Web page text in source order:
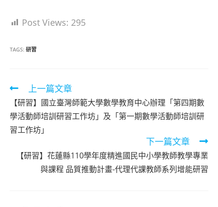
Post Views: 295
TAGS: 研習
Read
more
articles
上一篇文章
【研習】國立臺灣師範大學數學教育中心辦理「第四期數
學活動師培訓研習工作坊」及「第一期數學活動師培訓研
習工作坊」
下一篇文章
【研習】花蓮縣110學年度精進國民中小學教師教學專業
與課程 品質推動計畫-代理代課教師系列增能研習